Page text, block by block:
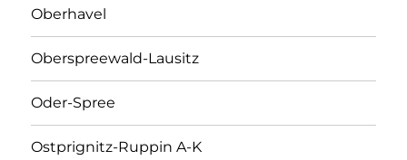
Oberhavel
Oberspreewald-Lausitz
Oder-Spree
Ostprignitz-Ruppin A-K